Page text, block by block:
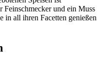
Feinschmecker und ein Muss
in all ihren Facetten genießen